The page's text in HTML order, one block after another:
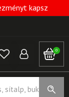
kapsz
0